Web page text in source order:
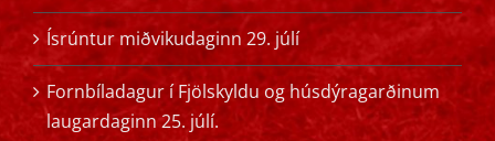
Ísrúntur miðvikudaginn 29. júlí
Fornbíladagur í Fjölskyldu og húsdýragarðinum
laugardaginn 25. júlí.